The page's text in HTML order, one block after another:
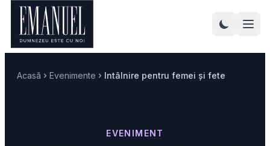
Acasă Evenimente Intâlnire pentru femei și fete
EVENIMENT